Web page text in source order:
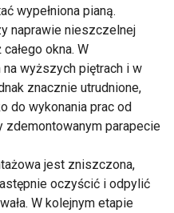
wypełniona pianą.
naprawie nieszczelnej
okna. W
wyższych piętrach i w
znacznie utrudnione,
do wykonania prac od
parapecie
jest zniszczona,
oczyścić i odpylić
W kolejnym etapie